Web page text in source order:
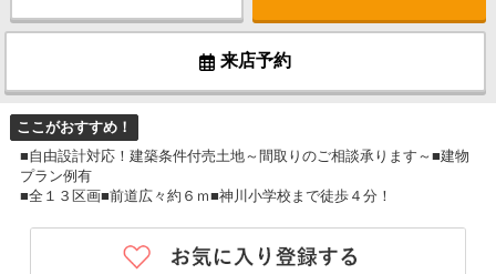
来店予約
ここがおすすめ！
■自由設計対応！建築条件付売土地～間取りのご相談承ります～■建物
プラン例有
■全１３区画■前道広々約６ｍ■神川小学校まで徒歩４分！